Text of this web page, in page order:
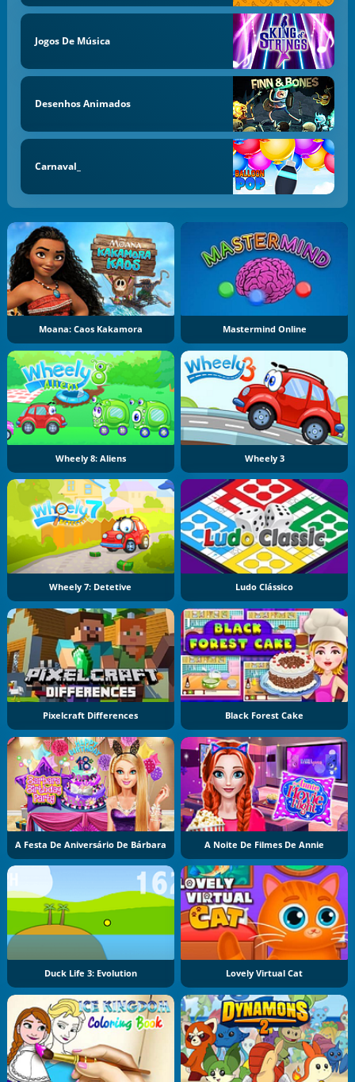
Jogos De Música
Desenhos Animados
Carnaval_
Moana: Caos Kakamora Mastermind Online
Wheely 8: Aliens Wheely 3
Wheely 7: Detetive Ludo Clássico
Pixelcraft Differences Black Forest Cake
A Festa De Aniversário De Bárbara A Noite De Filmes De Annie
Duck Life 3: Evolution Lovely Virtual Cat